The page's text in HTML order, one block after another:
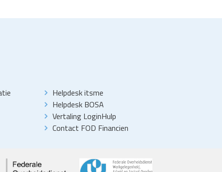
Helpdesk itsme
Helpdesk BOSA
Vertaling LoginHulp
Contact FOD Financien